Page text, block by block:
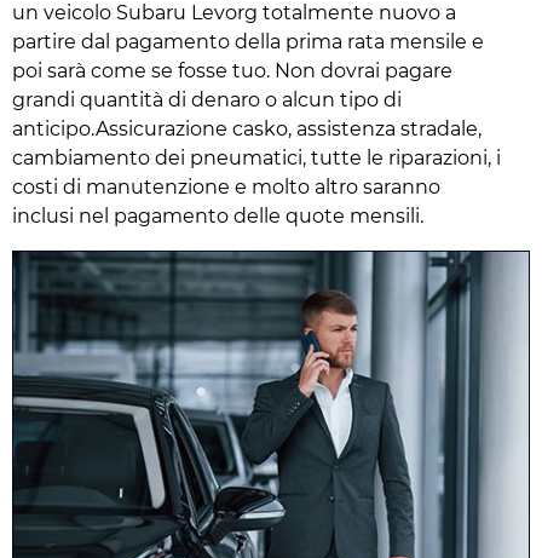
un veicolo Subaru Levorg totalmente nuovo a
partire dal pagamento della prima rata mensile e
poi sarà come se fosse tuo. Non dovrai pagare
grandi quantità di denaro o alcun tipo di
anticipo.Assicurazione casko, assistenza stradale,
cambiamento dei pneumatici, tutte le riparazioni, i
costi di manutenzione e molto altro saranno
inclusi nel pagamento delle quote mensili.